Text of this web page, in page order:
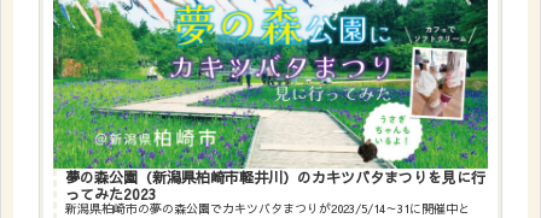
夢の森公園（新潟県柏崎市軽井川）のカキツバタまつりを見に行
ってみた2023
新潟県柏崎市の夢の森公園でカキツバタまつりが2023/5/14～31に開催中と